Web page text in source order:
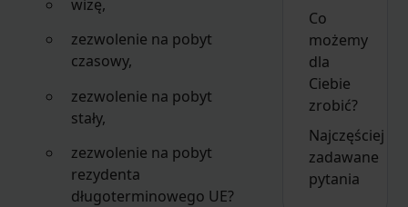
wizę,
zezwolenie na pobyt
czasowy,
zezwolenie na pobyt
stały,
zezwolenie na pobyt
rezydenta
długoterminowego UE?
Co
możemy
dla
Ciebie
zrobić?
Najczęściej
zadawane
pytania